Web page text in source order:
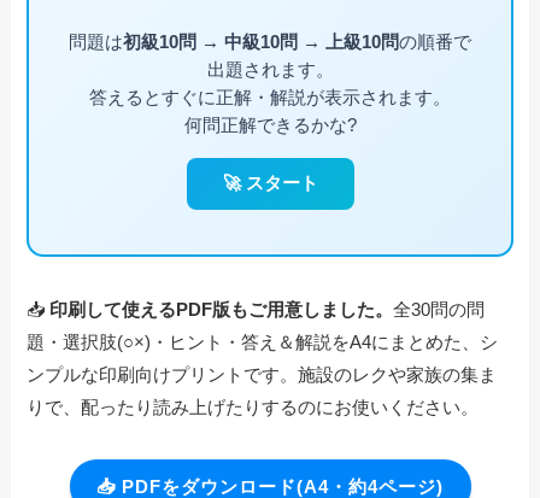
📥 印刷して使えるPDF版もご用意しました。全30問の問
題・選択肢(○×)・ヒント・答え＆解説をA4にまとめた、シ
ンプルな印刷向けプリントです。施設のレクや家族の集ま
りで、配ったり読み上げたりするのにお使いください。
📥 PDFをダウンロード(A4・約4ページ)